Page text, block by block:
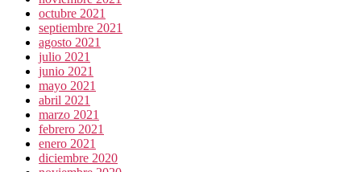
octubre 2021
septiembre 2021
agosto 2021
julio 2021
junio 2021
mayo 2021
abril 2021
marzo 2021
febrero 2021
enero 2021
diciembre 2020